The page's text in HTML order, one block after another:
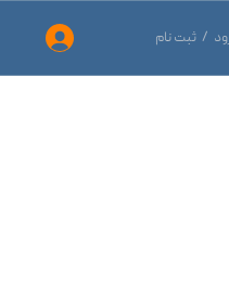
/ ثبت نام
حساب کاربری من